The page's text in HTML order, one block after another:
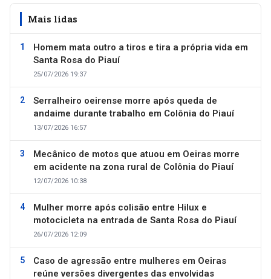
Mais lidas
Homem mata outro a tiros e tira a própria vida em
Santa Rosa do Piauí
25/07/2026 19:37
Serralheiro oeirense morre após queda de
andaime durante trabalho em Colônia do Piauí
13/07/2026 16:57
Mecânico de motos que atuou em Oeiras morre
em acidente na zona rural de Colônia do Piauí
12/07/2026 10:38
Mulher morre após colisão entre Hilux e
motocicleta na entrada de Santa Rosa do Piauí
26/07/2026 12:09
Caso de agressão entre mulheres em Oeiras
reúne versões divergentes das envolvidas